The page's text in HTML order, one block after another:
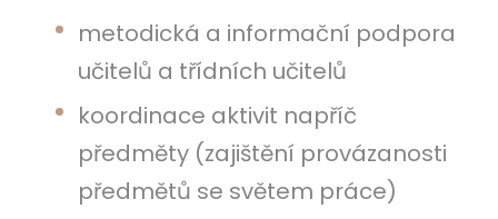
metodická a informační podpora
učitelů a třídních učitelů
koordinace aktivit napříč
předměty (zajištění provázanosti
předmětů se světem práce)